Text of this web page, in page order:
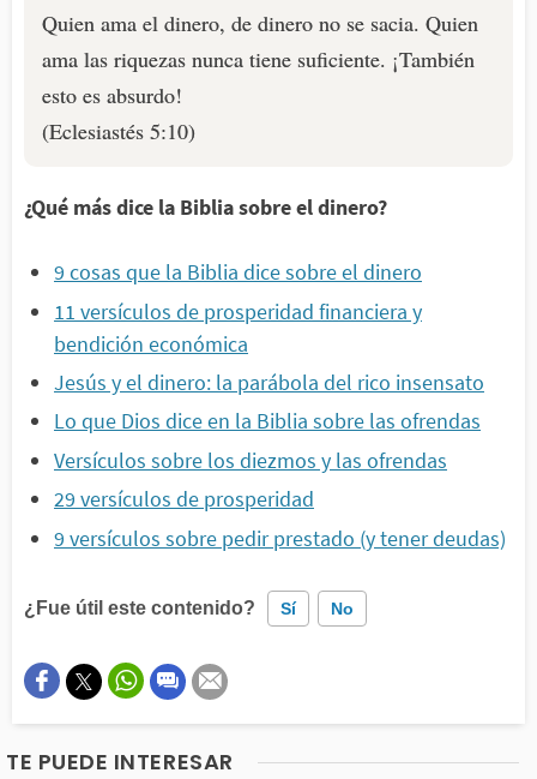
Quien ama el dinero, de dinero no se sacia. Quien
ama las riquezas nunca tiene suficiente. ¡También
esto es absurdo!
(Eclesiastés 5:10)
¿Qué más dice la Biblia sobre el dinero?
9 cosas que la Biblia dice sobre el dinero
11 versículos de prosperidad financiera y
bendición económica
Jesús y el dinero: la parábola del rico insensato
Lo que Dios dice en la Biblia sobre las ofrendas
Versículos sobre los diezmos y las ofrendas
29 versículos de prosperidad
9 versículos sobre pedir prestado (y tener deudas)
¿Fue útil este contenido? Sí No
Este contenido contiene información incorrecta
TE PUEDE INTERESAR